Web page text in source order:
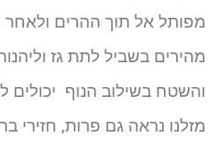
מפותל אל תוך ההרים ולאחר
מהירים בשביל לתת גז
והשטח בשילוב הנוף יכולים
מזלנו נראה גם פרות, חזירי